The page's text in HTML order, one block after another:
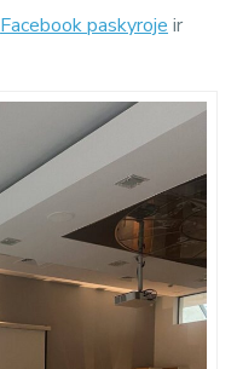
Facebook paskyroje ir